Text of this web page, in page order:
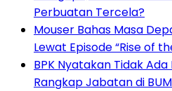
Perbuatan Tercela?
Mouser Bahas Masa
Lewat Episode “Rise of
BPK Nyatakan Tidak
Rangkap Jabatan di